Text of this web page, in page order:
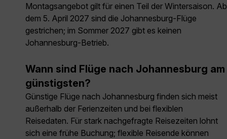
Montagsangebot gilt für einen Teil der Wintersaison. Ab
dem 5. April 2027 sind die Johannesburg-Flüge
gestrichen; im Sommer 2027 gibt es keinen
Johannesburg-Betrieb.
Wann sind Flüge nach Johannesburg am
günstigsten?
Günstige Flüge nach Johannesburg finden sich meist
außerhalb der Ferienzeiten und bei flexiblen
Reisedaten. Für stark nachgefragte Reisezeiten lohnt
sich eine frühe Buchung; flexible Reisende können